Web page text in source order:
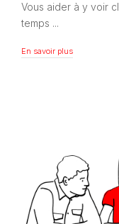
Vous aider à y voir
temps ...
En savoir plus